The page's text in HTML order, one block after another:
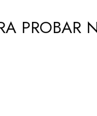
PROBAR